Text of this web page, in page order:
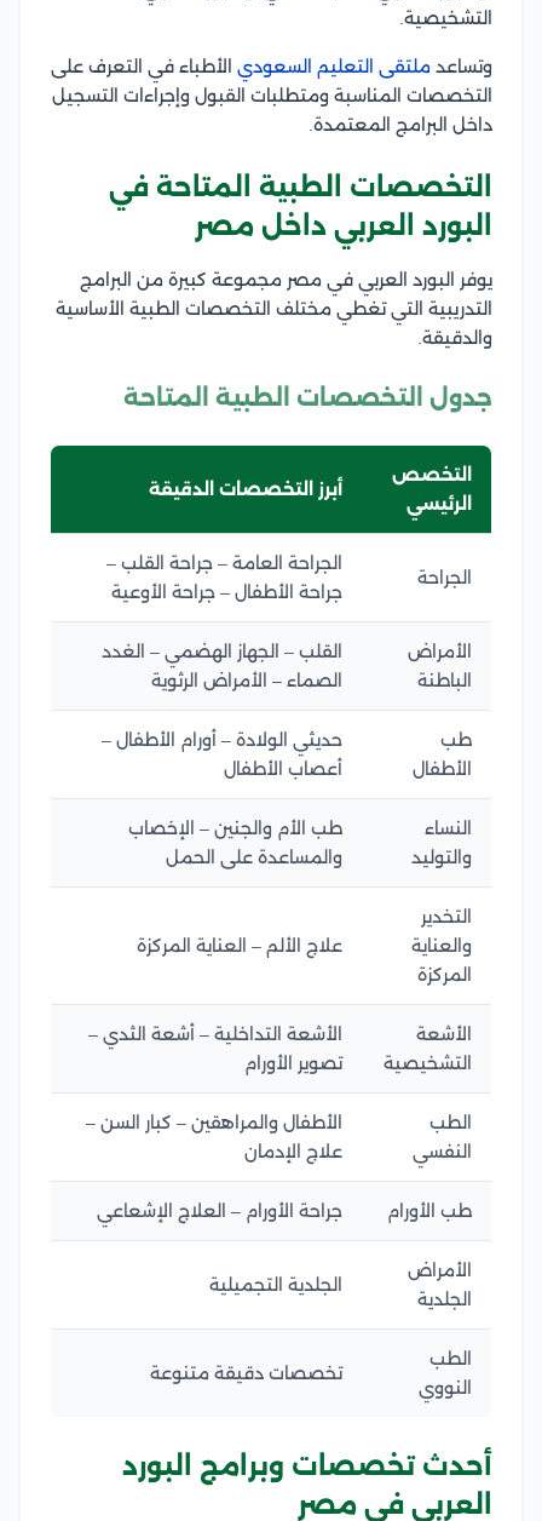
التشخيصية.
وتساعد ملتقى التعليم السعودي الأطباء في التعرف على
التخصصات المناسبة ومتطلبات القبول وإجراءات التسجيل
داخل البرامج المعتمدة.
التخصصات الطبية المتاحة في
البورد العربي داخل مصر
يوفر البورد العربي في مصر مجموعة كبيرة من البرامج
التدريبية التي تغطي مختلف التخصصات الطبية الأساسية
والدقيقة.
جدول التخصصات الطبية المتاحة
التخصص
الرئيسي
أبرز التخصصات الدقيقة
الجراحة
الجراحة العامة – جراحة القلب –
جراحة الأطفال – جراحة الأوعية
الأمراض
الباطنة
القلب – الجهاز الهضمي – الغدد
الصماء – الأمراض الرثوية
طب
الأطفال
حديثي الولادة – أورام الأطفال –
أعصاب الأطفال
النساء
والتوليد
طب الأم والجنين – الإخصاب
والمساعدة على الحمل
التخدير
والعناية
المركزة
علاج الألم – العناية المركزة
الأشعة
التشخيصية
الأشعة التداخلية – أشعة الثدي –
تصوير الأورام
الطب
النفسي
الأطفال والمراهقين – كبار السن –
علاج الإدمان
طب الأورام جراحة الأورام – العلاج الإشعاعي
الأمراض
الجلدية
الجلدية التجميلية
الطب
النووي
تخصصات دقيقة متنوعة
أحدث تخصصات وبرامج البورد
العربي في مصر